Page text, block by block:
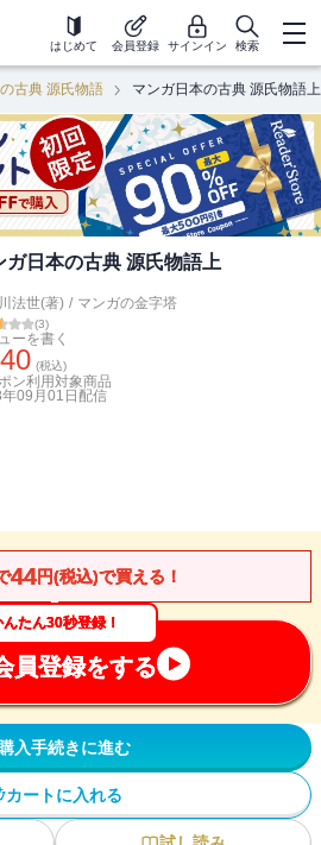
はじめて 会員登録 サインイン 検索
古典 源氏物語 マンガ日本の古典 源氏物語上
ガ日本の古典 源氏物語上
法世(著) / マンガの金字塔
(3)
ーを書く
(税込)
ン利用対象商品
09月01日 配信
44円(税込)で買える！
んたん30秒登録！
員登録をする
購入手続きに進む
カートに入れる